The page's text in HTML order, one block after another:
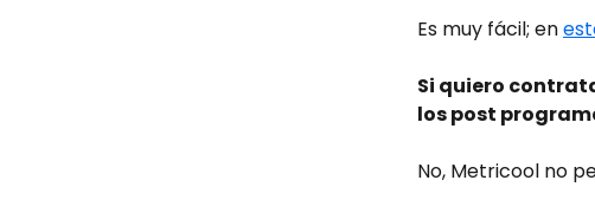
Es muy fácil; en
Si quiero
los post
No, Metricool no